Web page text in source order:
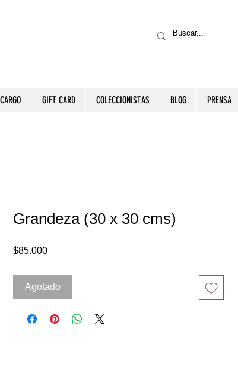
GIFT CARD COLECCIONISTAS BLOG PRENSA
Grandeza (30 x 30 cms)
$85.000Precio
Agotado